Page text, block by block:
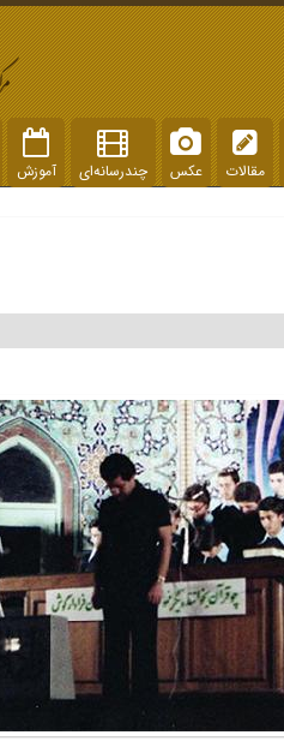
مقالات عکس چندرسانه‌ای آموزش